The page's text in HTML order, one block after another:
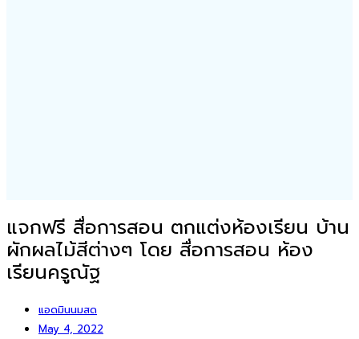
แจกฟรี สื่อการสอน ตกแต่งห้องเรียน บ้าน
ผักผลไม้สีต่างๆ โดย สื่อการสอน ห้อง
เรียนครูณัฐ
แอดมินนมสด
May 4, 2022